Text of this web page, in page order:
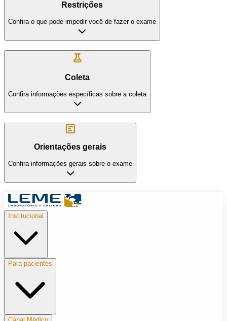
Restrições
Confira o que pode impedir você de fazer o exame
Coleta
Confira informações específicas sobre a coleta
Orientações gerais
Confira informações gerais sobre o exame
Institucional
Para pacientes